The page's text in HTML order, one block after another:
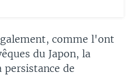
comme l'ont
du Japon, la
de